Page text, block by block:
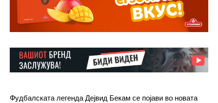
Фудбалската легенда Дејвид Бекам се појави во новата